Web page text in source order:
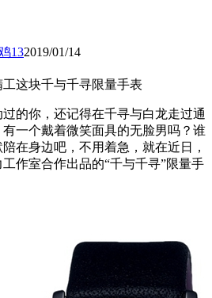
132019/01/14
这块千与千寻限量手表
的你，还记得在千寻与白龙走过通
一个戴着微笑面具的无脸男吗？谁
在身边吧，不用着急，就在近日，
作室合作出品的“千与千寻”限量手